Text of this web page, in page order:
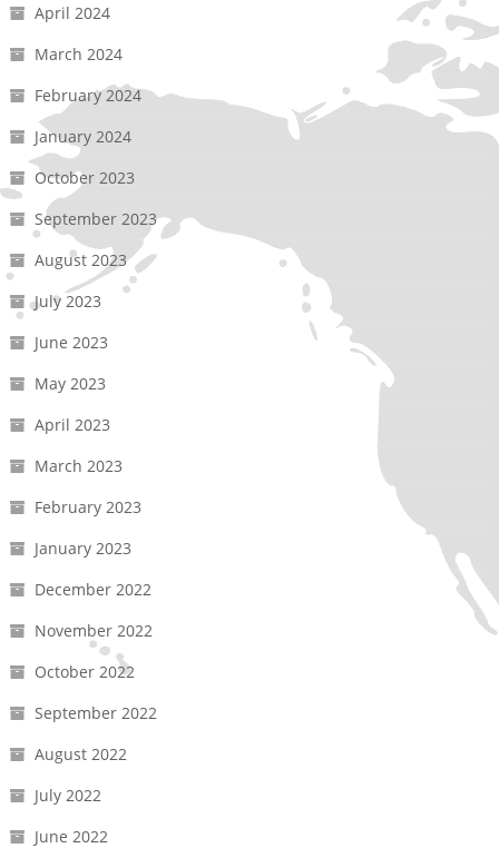
April 2024
March 2024
February 2024
January 2024
October 2023
September 2023
August 2023
July 2023
June 2023
May 2023
April 2023
March 2023
February 2023
January 2023
December 2022
November 2022
October 2022
September 2022
August 2022
July 2022
June 2022